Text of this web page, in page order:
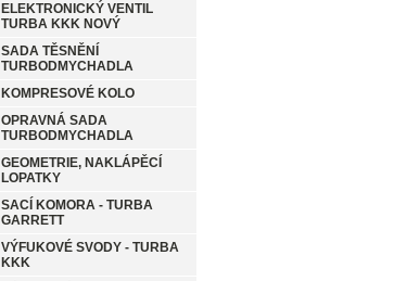
ELEKTRONICKÝ VENTIL
TURBA KKK NOVÝ
SADA TĚSNĚNÍ
TURBODMYCHADLA
KOMPRESOVÉ KOLO
OPRAVNÁ SADA
TURBODMYCHADLA
GEOMETRIE, NAKLÁPĚCÍ
LOPATKY
SACÍ KOMORA - TURBA
GARRETT
VÝFUKOVÉ SVODY - TURBA
KKK